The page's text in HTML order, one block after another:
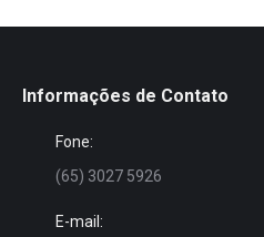
Informações de Contato
Fone:
(65) 3027 5926
E-mail: